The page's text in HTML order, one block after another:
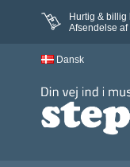
Hurtig & billig
Afsendelse
Dansk